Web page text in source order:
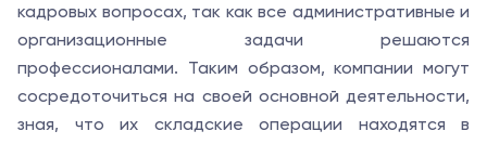
кадровых вопросах, так как все административные и
организационные задачи решаются
профессионалами. Таким образом, компании могут
сосредоточиться на своей основной деятельности,
зная, что их складские операции находятся в